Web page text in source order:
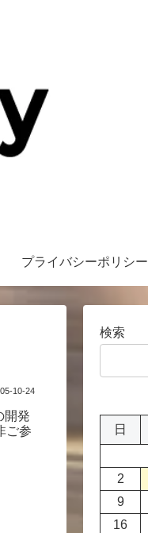
プライバシーポリシー
10-24
開発
ご参
検索
日
2
9
16